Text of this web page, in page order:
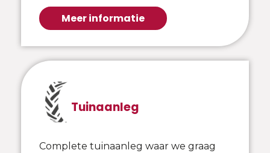
Meer informatie
Tuinaanleg
Complete tuinaanleg waar we graag